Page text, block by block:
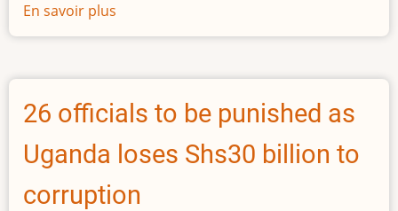
En savoir plus
Frankreichs
Geldbote
packt
aus
26 officials to be punished as
Uganda loses Shs30 billion to
corruption